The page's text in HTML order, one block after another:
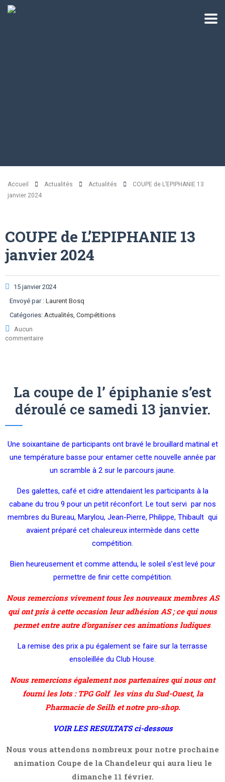
Accueil Actualités Actualités
COUPE de L’EPIPHANIE 13
janvier 2024
COUPE de L’EPIPHANIE 13
janvier 2024
15 janvier 2024
Envoyé par : Laurent Bosq
Catégories: Actualités, Compétitions
Aucun
commentaire
La coupe de l’ épiphanie s’est
déroulé ce samedi 13 janvier.
Une soixantaine de participants ont bravé le brouillard matinal et
une température basse pour entamer cette nouvelle année par
un scramble à 2 sur le parcours jaune.
Des galettes, café et cidre attendaient les participants à la
cabane du trou 9 pour un petit réconfort. Le tout servi par nos
membres du Bureau, Marylou, Jean-Pierre, Philippe, Thibault qui
avaient préparé cet chaleureux intermède dans cette
compétition.
Bien heureusement et comme attendu, le soleil s’est levé pour
permettre de finir cette compétition.
Nous remercions vivement tous les nouveaux membres AS
qui ont pris à cette occasion leur adhésion AS ; ce qui nous
permet entre autre d’organiser ces animations ludiques.
La remise des prix a pu également se faire sur la terrasse
ensoleillée du Club House.
Nous remercions également nos partenaires qui nous ont
fourni les lots : TPG Golf les vins du Sud-Ouest, la
Pharmacie de Seilh et notre pro-shop.
VOIR LES RESULTATS ci-dessous
Nous vous attendons nombreux pour notre prochaine
animation Coupe de la Chandeleur qui aura lieu le
dimanche 11 février.